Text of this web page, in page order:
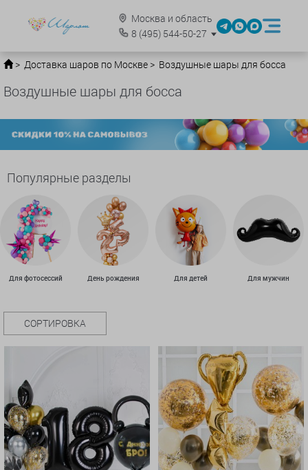
Москва и область
8 (495)544-50-27
Доставка шаров по Москве Воздушные шары для босса
Воздушные шары для босса
Популярные разделы
Для фотосессий День рождения Для детей Для мужчин
СОРТИРОВКА